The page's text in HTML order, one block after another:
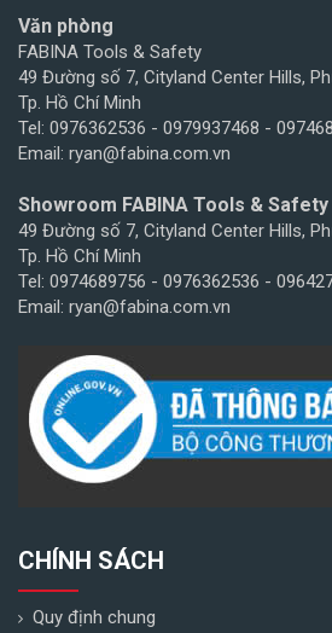
Văn phòng
FABINA Tools & Safety
49 Đường số 7, Cityland Center Hills,
Tp. Hồ Chí Minh
Tel: 0976362536 - 0979937468 -
Email: ryan@fabina.com.vn
Showroom FABINA Tools & Safety
49 Đường số 7, Cityland Center Hills,
Tp. Hồ Chí Minh
Tel: 0974689756 - 0976362536 -
Email: ryan@fabina.com.vn
CHÍNH SÁCH
Quy định chung